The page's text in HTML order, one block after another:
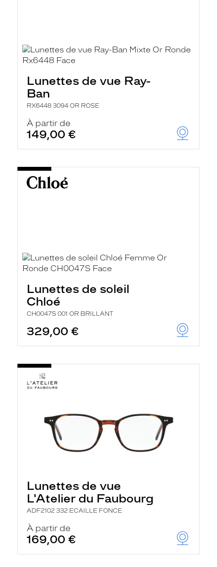
Lunettes de vue Ray-
Ban
RX6448 3094 OR ROSE
À partir de
149,00 €
Lunettes de soleil
Chloé
CH0047S 001 OR BRILLANT
329,00 €
Lunettes de vue
L'Atelier du Faubourg
ADF2102 332 ECAILLE FONCE
À partir de
169,00 €